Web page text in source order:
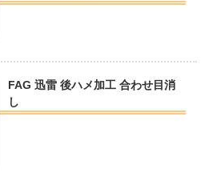
FAG 迅雷 後ハメ加工 合わせ目消
し